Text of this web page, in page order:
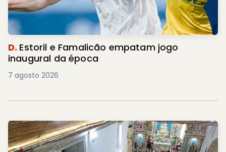
D. Estoril e Famalicão empatam jogo
inaugural da época
7 agosto 2026